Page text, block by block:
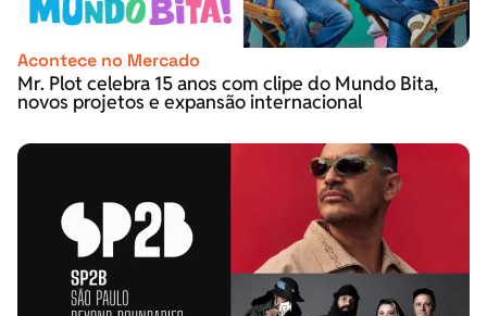
Acontece no Mercado
Mr. Plot celebra 15 anos com clipe do Mundo Bita,
novos projetos e expansão internacional